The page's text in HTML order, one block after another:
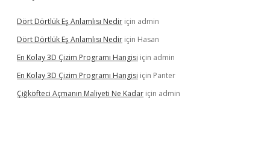
Dört Dörtlük Eş Anlamlısı Nedir için admin
Dört Dörtlük Eş Anlamlısı Nedir için Hasan
En Kolay 3D Çizim Programı Hangisi için admin
En Kolay 3D Çizim Programı Hangisi için Panter
Çiğköfteci Açmanın Maliyeti Ne Kadar için admin